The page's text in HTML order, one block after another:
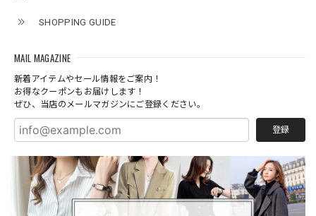
SHOPPING GUIDE
MAIL MAGAZINE
新着アイテムやセール情報をご案内！
お得なクーポンもお届けします！
ぜひ、当店のメールマガジンにご登録ください。
登録